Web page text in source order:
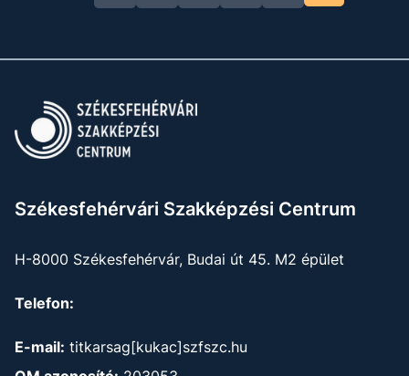
Székesfehérvári Szakképzési Centrum
H-8000 Székesfehérvár, Budai út 45. M2 épület
Telefon:
E-mail: titkarsag[kukac]szfszc.hu